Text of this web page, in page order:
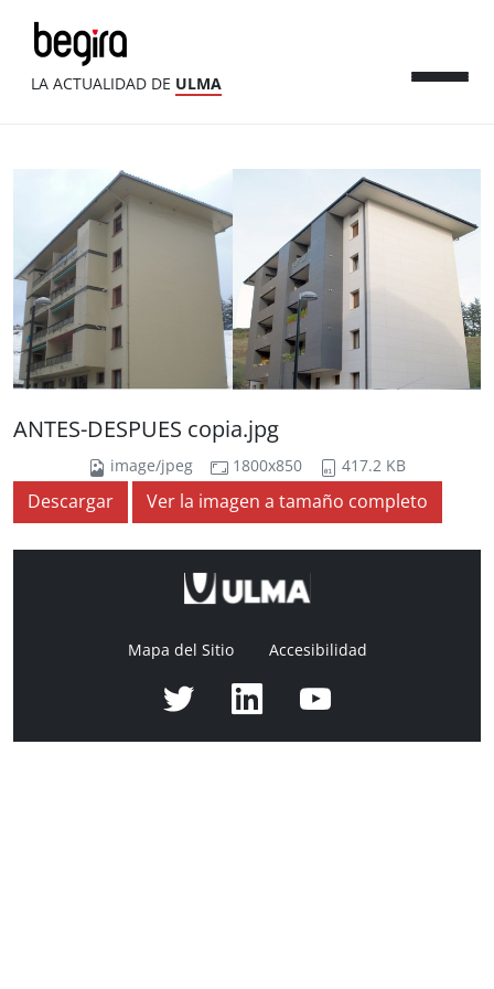
LA ACTUALIDAD DE ULMA
ANTES-DESPUES copia.jpg
image/jpeg 1800x850 417.2 KB
Descargar Ver la imagen a tamaño completo
Mapa del Sitio Accesibilidad